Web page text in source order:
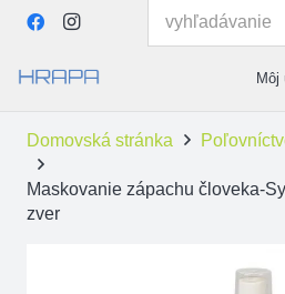
Môj
Domovská stránka
Maskovanie zápachu človeka-
zver